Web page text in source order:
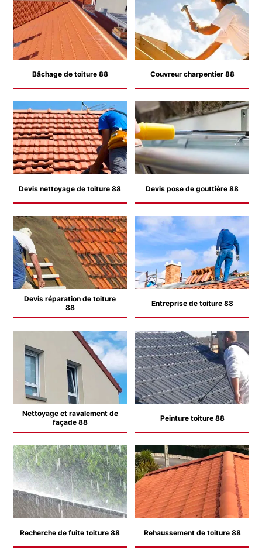
Bâchage de toiture 88 Couvreur charpentier 88
Devis nettoyage de toiture 88 Devis pose de gouttière 88
Devis réparation de toiture
88
Entreprise de toiture 88
Nettoyage et ravalement de
façade 88
Peinture toiture 88
Recherche de fuite toiture 88 Rehaussement de toiture 88